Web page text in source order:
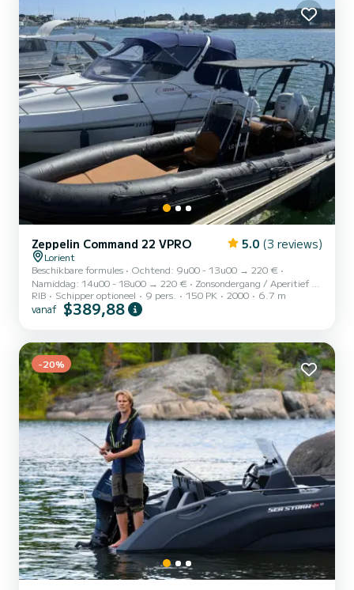
Zeppelin Command 22 VPRO 5.0 (3 reviews)
Lorient
Beschikbare formules • Ochtend: 9u00 - 13u00 → 220 € •
Namiddag: 14u00 - 18u00 → 220 € • Zonsondergang / Aperitief op
zee: 19u00 - 22u00 → 180 € • Volledige dag: vrij vanaf 6u tot 23u
→ 350 € De tijden kunnen worden aangepast afhankelijk van het
Pro - De zeiltocht op zee vanuit Lorient! Zin in een onvergetelijke
dag op het water? Stap aan boord van mijn semi-rig...
RIB Schipper optioneel 9 pers. 150 PK 2000 6.7 m
vanaf $389,88
-20%